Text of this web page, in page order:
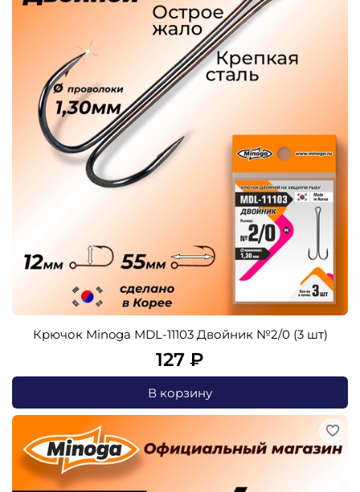
Крючок Minoga MDL-11103 Двойник №2/0 (3 шт)
127 ₽
В корзину